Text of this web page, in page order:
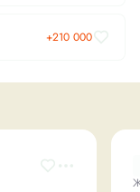
+210 000